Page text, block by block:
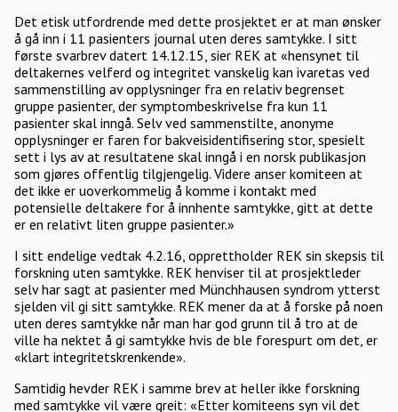
Det etisk utfordrende med dette prosjektet er at man ønsker
å gå inn i 11 pasienters journal uten deres samtykke. I sitt
første svarbrev datert 14.12.15, sier REK at «hensynet til
deltakernes velferd og integritet vanskelig kan ivaretas ved
sammenstilling av opplysninger fra en relativ begrenset
gruppe pasienter, der symptombeskrivelse fra kun 11
pasienter skal inngå. Selv ved sammenstilte, anonyme
opplysninger er faren for bakveisidentifisering stor, spesielt
sett i lys av at resultatene skal inngå i en norsk publikasjon
som gjøres offentlig tilgjengelig. Videre anser komiteen at
det ikke er uoverkommelig å komme i kontakt med
potensielle deltakere for å innhente samtykke, gitt at dette
er en relativt liten gruppe pasienter.»
I sitt endelige vedtak 4.2.16, opprettholder REK sin skepsis til
forskning uten samtykke. REK henviser til at prosjektleder
selv har sagt at pasienter med Münchhausen syndrom ytterst
sjelden vil gi sitt samtykke. REK mener da at å forske på noen
uten deres samtykke når man har god grunn til å tro at de
ville ha nektet å gi samtykke hvis de ble forespurt om det, er
«klart integritetskrenkende».
Samtidig hevder REK i samme brev at heller ikke forskning
med samtykke vil være greit: «Etter komiteens syn vil det